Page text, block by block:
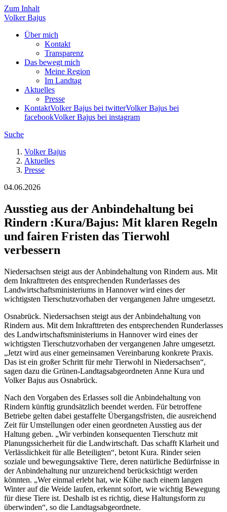
Zum Inhalt
VolkerBajus
Über mich
Kontakt
Transparenz
Das bewegt mich
Meine Region
Im Landtag
Aktuelles
Presse
KontaktVolker Bajus bei twitterVolker Bajus bei
facebookVolker Bajus bei instagram
Suche
Volker Bajus
Aktuelles
Presse
04.06.2026
Ausstieg aus der Anbindehaltung bei
Rindern :Kura/Bajus: Mit klaren Regeln
und fairen Fristen das Tierwohl
verbessern
Niedersachsen steigt aus der Anbindehaltung von Rindern aus. Mit
dem Inkrafttreten des entsprechenden Runderlasses des
Landwirtschaftsministeriums in Hannover wird eines der
wichtigsten Tierschutzvorhaben der vergangenen Jahre umgesetzt.
Osnabrück. Niedersachsen steigt aus der Anbindehaltung von
Rindern aus. Mit dem Inkrafttreten des entsprechenden Runderlasses
des Landwirtschaftsministeriums in Hannover wird eines der
wichtigsten Tierschutzvorhaben der vergangenen Jahre umgesetzt.
„Jetzt wird aus einer gemeinsamen Vereinbarung konkrete Praxis.
Das ist ein großer Schritt für mehr Tierwohl in Niedersachsen“,
sagen dazu die Grünen-Landtagsabgeordneten Anne Kura und
Volker Bajus aus Osnabrück.
Nach den Vorgaben des Erlasses soll die Anbindehaltung von
Rindern künftig grundsätzlich beendet werden. Für betroffene
Betriebe gelten dabei gestaffelte Übergangsfristen, die ausreichend
Zeit für Umstellungen oder einen geordneten Ausstieg aus der
Haltung geben. „Wir verbinden konsequenten Tierschutz mit
Planungssicherheit für die Landwirtschaft. Das schafft Klarheit und
Verlässlichkeit für alle Beteiligten“, betont Kura. Rinder seien
soziale und bewegungsaktive Tiere, deren natürliche Bedürfnisse in
der Anbindehaltung nur unzureichend berücksichtigt werden
könnten. „Wer einmal erlebt hat, wie Kühe nach einem langen
Winter auf die Weide laufen, erkennt sofort, wie wichtig Bewegung
für diese Tiere ist. Deshalb ist es richtig, diese Haltungsform zu
überwinden“, so die Landtagsabgeordnete.